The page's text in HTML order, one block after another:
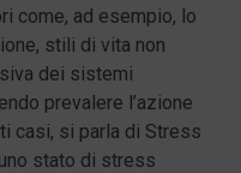
come, ad esempio, lo
stili di vita non
dei sistemi
prevalere l’azione
casi, si parla di Stress
stato di stress